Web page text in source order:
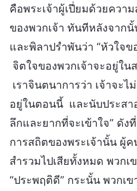
คือพระเจ้าผู้เปี่ยมด้วยควา
ของพวกเจ้า ทันทีหลังจาก
และพิลาปรำพันว่า “หัวใจ
จิตใจของพวกเจ้าจะอยู่ใ
เราจินตนาการว่า เจ้าจะไ
อยู่ในตอนนี้ และนับประสา
ลึกและยากที่จะเข้าใจ” ดั
การสถิตของพระเจ้านั้น ผู้ค
สำรวมไปเสียทั้งหมด พวกเ
“ประพฤติดี” กระนั้น พวกเข